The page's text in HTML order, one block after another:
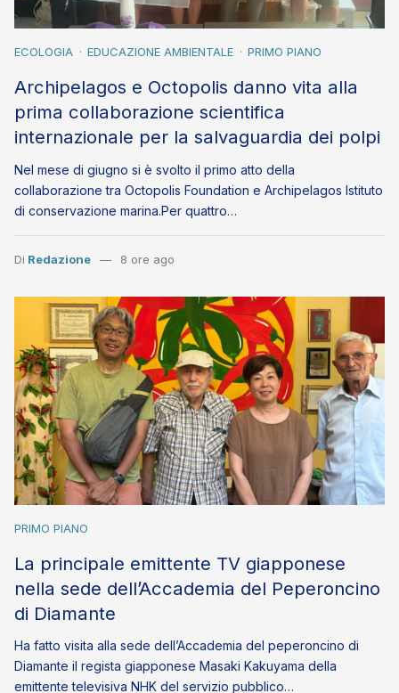
ECOLOGIA EDUCAZIONE AMBIENTALE PRIMO PIANO
Archipelagos e Octopolis danno vita alla
prima collaborazione scientifica
internazionale per la salvaguardia dei polpi
Nel mese di giugno si è svolto il primo atto della
collaborazione tra Octopolis Foundation e Archipelagos Istituto
di conservazione marina.Per quattro…
Di Redazione 8 ore ago
PRIMO PIANO
La principale emittente TV giapponese
nella sede dell’Accademia del Peperoncino
di Diamante
Ha fatto visita alla sede dell’Accademia del peperoncino di
Diamante il regista giapponese Masaki Kakuyama della
emittente televisiva NHK del servizio pubblico…